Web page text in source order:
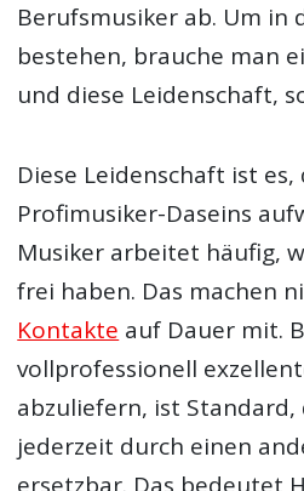
Berufsmusiker ab. Um in
bestehen, brauche man
und diese Leidenschaft,
Diese Leidenschaft ist
Profimusiker-Daseins
Musiker arbeitet häufig,
frei haben. Das machen
Kontakte auf Dauer mit.
vollprofessionell
abzuliefern, ist
jederzeit durch einen